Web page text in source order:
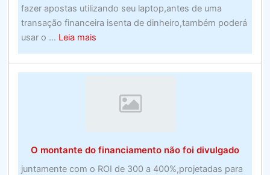
fazer apostas utilizando seu laptop,antes de uma
transação financeira isenta de dinheiro,também poderá
usar o ... Leia maisabout
o
software
esportivas
perfeito
O montante do financiamento não foi divulgado
juntamente com o ROI de 300 a 400%,projetadas para